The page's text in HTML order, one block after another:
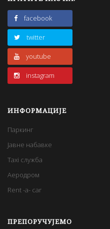
facebook
twitter
youtube
instagram
ИНФОРМАЦИЈЕ
Паркинг
Јавне набавке
Taxi служба
Аеродром
Rent -a- car
ПРЕПОРУЧУЈЕМО